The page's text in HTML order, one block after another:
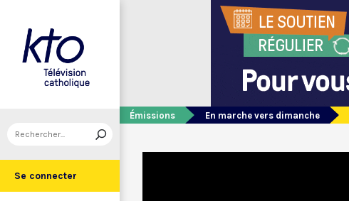
Se connecter
Émissions En marche vers dimanche